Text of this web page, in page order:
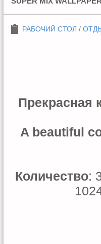
РАБОЧИЙ СТОЛ /
Прекрасная
A beautiful
Количество: